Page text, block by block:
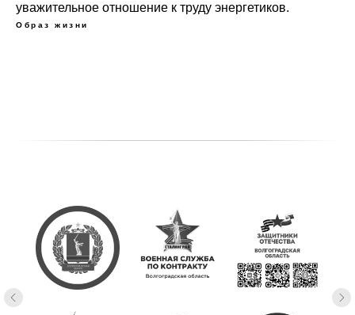
уважительное отношение к труду энергетиков.
Образ жизни